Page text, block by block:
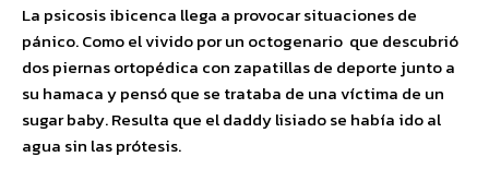
La psicosis ibicenca llega a provocar situaciones de
pánico. Como el vivido por un octogenario que descubrió
dos piernas ortopédica con zapatillas de deporte junto a
su hamaca y pensó que se trataba de una víctima de un
sugar baby. Resulta que el daddy lisiado se había ido al
agua sin las prótesis.